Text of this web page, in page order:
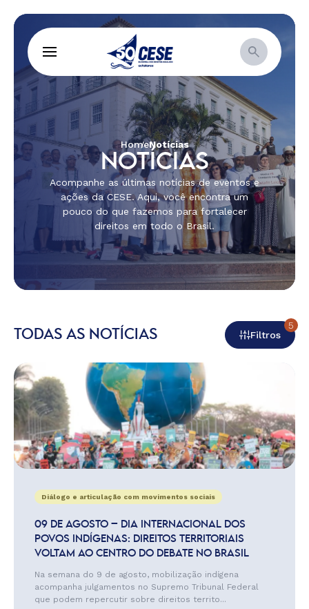
HomeNotícias
NOTÍCIAS
Acompanhe as últimas notícias de eventos e
ações da CESE. Aqui, você encontra um
pouco do que fazemos para fortalecer
direitos em todo o Brasil.
TODAS AS NOTÍCIAS Filtros
5
Diálogo e articulação com movimentos sociais
09 DE AGOSTO – DIA INTERNACIONAL DOS
POVOS INDÍGENAS: DIREITOS TERRITORIAIS
VOLTAM AO CENTRO DO DEBATE NO BRASIL
Na semana do 9 de agosto, mobilização indígena
acompanha julgamentos no Supremo Tribunal Federal
que podem repercutir sobre direitos territo...